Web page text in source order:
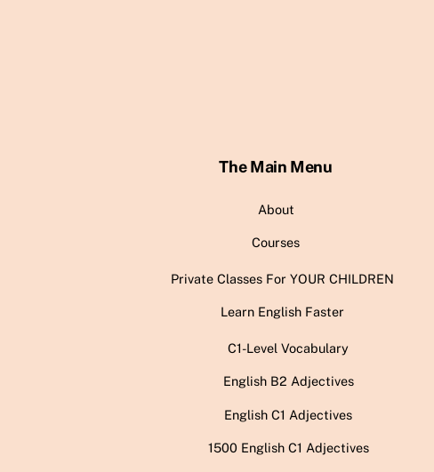
The Main Menu
About
Courses
Private Classes For YOUR CHILDREN
Learn English Faster
C1-Level Vocabulary
English B2 Adjectives
English C1 Adjectives
1500 English C1 Adjectives